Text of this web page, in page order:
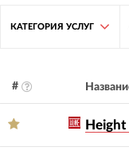
КАТЕГОРИЯ УСЛУГ
#
Height